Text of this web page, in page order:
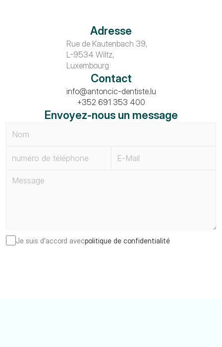
Adresse
Rue de Kautenbach 39,
L-9534 Wiltz,
Luxembourg
Contact
info@antoncic-dentiste.lu
+352 691 353 400
Envoyez-nous un message
Je suis d'accord avecpolitique de confidentialité